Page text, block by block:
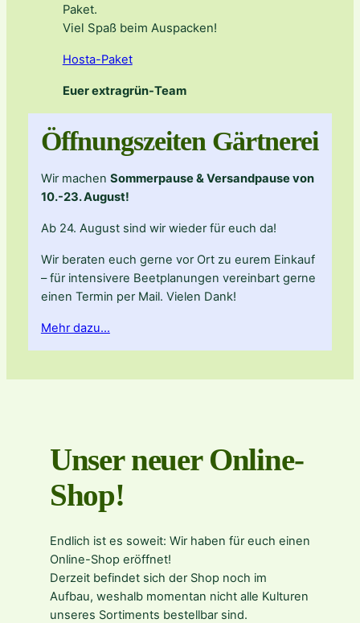
Paket.
Viel Spaß beim Auspacken!
Hosta-Paket
Euer extragrün-Team
Öffnungszeiten Gärtnerei
Wir machen Sommerpause & Versandpause von
10.-23. August!
Ab 24. August sind wir wieder für euch da!
Wir beraten euch gerne vor Ort zu eurem Einkauf
– für intensivere Beetplanungen vereinbart gerne
einen Termin per Mail. Vielen Dank!
Mehr dazu…
Unser neuer Online-
Shop!
Endlich ist es soweit: Wir haben für euch einen
Online-Shop eröffnet!
Derzeit befindet sich der Shop noch im
Aufbau, weshalb momentan nicht alle Kulturen
unseres Sortiments bestellbar sind.